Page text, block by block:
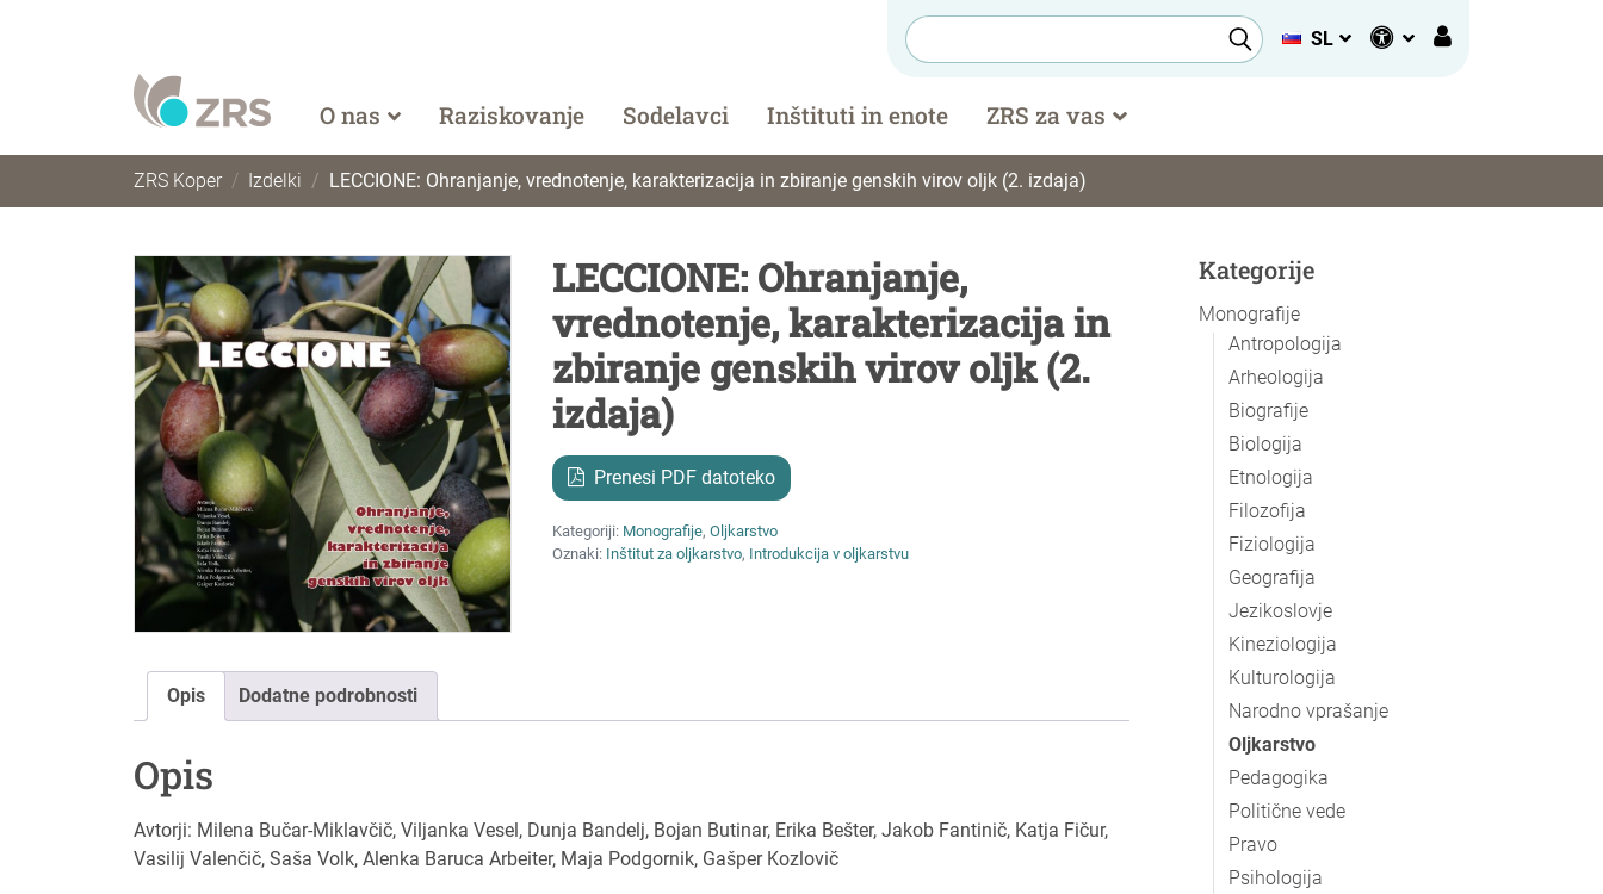
SL
O nas Raziskovanje Sodelavci Inštituti in enote ZRS za vas
ZRS Koper Izdelki LECCIONE: Ohranjanje, vrednotenje, karakterizacija in zbiranje genskih virov oljk (2. izdaja)
LECCIONE: Ohranjanje,
vrednotenje, karakterizacija in
zbiranje genskih virov oljk (2.
izdaja)
Prenesi PDF datoteko
Kategoriji: Monografije, Oljkarstvo
Oznaki: Inštitut za oljkarstvo, Introdukcija v oljkarstvu
Opis Dodatne podrobnosti
Opis
Avtorji: Milena Bučar-Miklavčič, Viljanka Vesel, Dunja Bandelj, Bojan Butinar, Erika Bešter, Jakob Fantinič, Katja Fičur,
Vasilij Valenčič, Saša Volk, Alenka Baruca Arbeiter, Maja Podgornik, Gašper Kozlovič
Kategorije
Monografije
Antropologija
Arheologija
Biografije
Biologija
Etnologija
Filozofija
Fiziologija
Geografija
Jezikoslovje
Kineziologija
Kulturologija
Narodno vprašanje
Oljkarstvo
Pedagogika
Politične vede
Pravo
Psihologija